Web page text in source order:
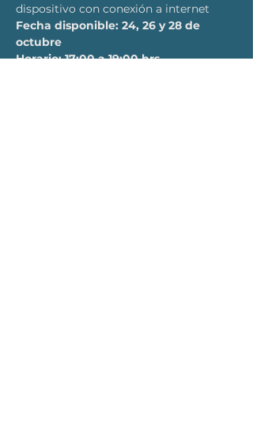
dispositivo con conexión a internet
Fecha disponible: 24, 26 y 28 de
octubre
Horario: 17:00 a 19:00 hrs.